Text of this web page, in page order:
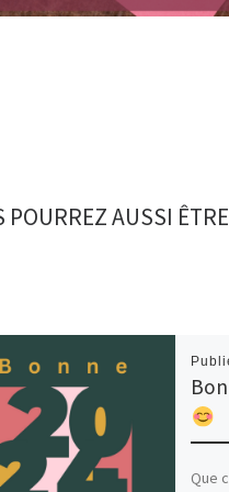
POURREZ AUSSI
Que